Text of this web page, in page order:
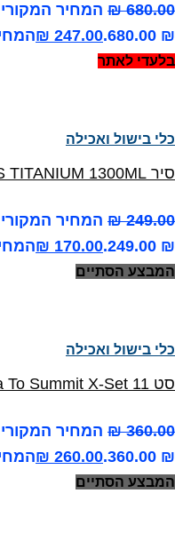
₪680.00
המחיר
₪ 680.00.
₪ 247.00
בלעדי לאתר
כלי בישול ואכילה
סיר TOAKS TITANIUM 1300ML
₪249.00
המחיר
₪ 249.00.
₪ 170.00
המבצע הסתיים
כלי בישול ואכילה
סט Sea To Summit X-Set 11
₪360.00
המחיר
₪ 360.00.
₪ 260.00
המבצע הסתיים